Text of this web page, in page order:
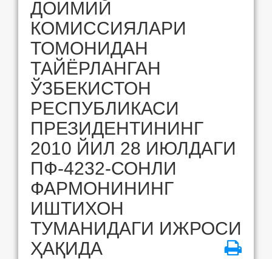
ДОИМИЙ
КОМИССИЯЛАРИ
ТОМОНИДАН
ТАЙЁРЛАНГАН
ЎЗБЕКИСТОН
РЕСПУБЛИКАСИ
ПРЕЗИДЕНТИНИНГ
2010 ЙИЛ 28 ИЮЛДАГИ
ПФ-4232-СОНЛИ
ФАРМОНИНИНГ
ИШТИХОН
ТУМАНИДАГИ ИЖРОСИ
ҲАҚИДА